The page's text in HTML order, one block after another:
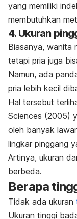
yang memiliki
membutuhkan
4. Ukuran
Biasanya, wanita
tetapi pria juga
Namun, ada
pria lebih kecil
Hal tersebut
Sciences (2005)
oleh banyak
lingkar pinggang
Artinya, ukuran
berbeda.
Berapa
Tidak ada ukuran
Ukuran tinggi